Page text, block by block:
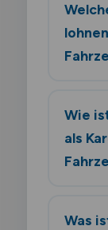
Wie
als
Was